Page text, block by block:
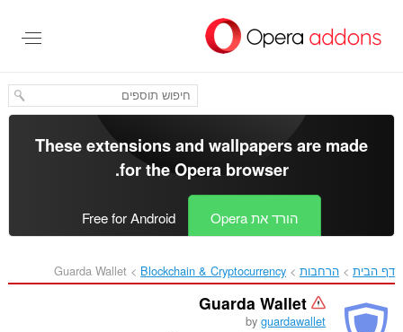
העיקרי
These extensions and wallpapers are made
for theOpera browser
.
הורד את Opera Free for Android
דף הבית הרחבות Blockchain & Cryptocurrency
Guarda Wallet‎
Guarda Wallet
byguardawallet